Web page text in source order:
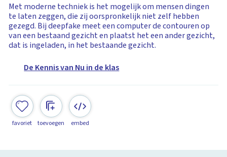
Met moderne techniek is het mogelijk om mensen dingen
te laten zeggen, die zij oorspronkelijk niet zelf hebben
gezegd. Bij deepfake meet een computer de contouren op
van een bestaand gezicht en plaatst het een ander gezicht,
dat is ingeladen, in het bestaande gezicht.
De Kennis van Nu in de klas
favoriet toevoegen embed